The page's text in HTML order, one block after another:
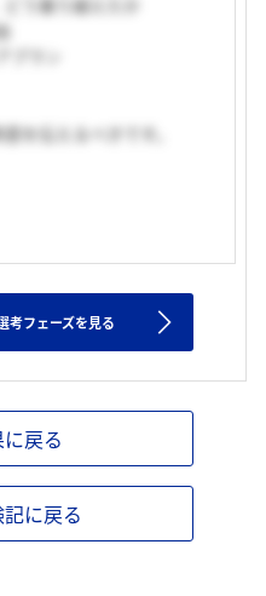
う乗り越えたか
ラン
を伝えるべきです。
考フェーズを見る
戻る
に戻る